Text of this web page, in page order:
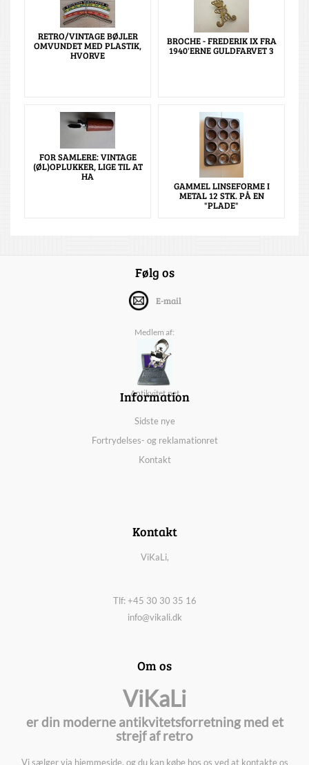
RETRO/VINTAGE BØJLER
OMVUNDET MED PLASTIK,
HVORVE
BROCHE - FREDERIK IX FRA
1940'ERNE GULDFARVET 3
FOR SAMLERE: VINTAGE
(ØL)OPLUKKER, LIGE TIL AT
HA
GAMMEL LINSEFORME I
METAL 12 STK. PÅ EN
"PLADE"
Følg os
E-mail
Medlem af:
Antikvitet.net
Information
Sidste nye
Fortrydelses- og reklamationret
Kontakt
Kontakt
ViKaLi,
Tlf: +45 30 30 35 16
info@vikali.dk
Om os
ViKaLi
er din moderne antikvitetsforretning med et
strejf af retro
Vi sælger via hjemmeside, og du kan købe hos os ved at kontakte os